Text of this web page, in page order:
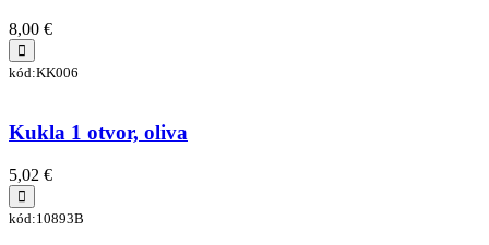
8,00 €
kód:KK006
Kukla 1 otvor, oliva
5,02 €
kód:10893B